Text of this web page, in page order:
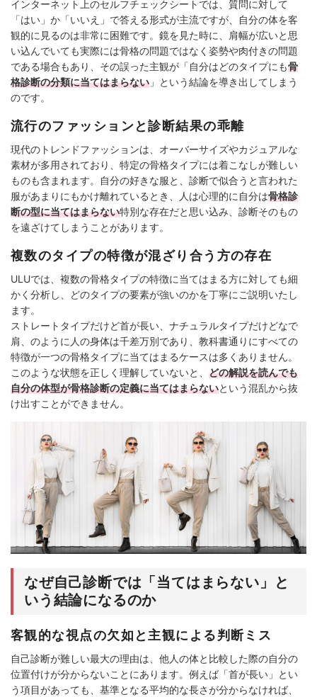
インターネット上のセルフチェックシートでは、質問に対して
「はい」か「いいえ」で答える形式が主流ですが、自分の体を客
観的に見るのは非常に困難です。鏡を見た時に、肩幅が広いと思
い込んでいても実際には骨格の問題ではなく姿勢や肉付きの問題
である場合もあり、その誤った主観が「自分はどのタイプにも骨
格診断の分類に当てはまらない 」という結論を導き出してしまう
のです。
流行のファッションと診断結果の乖離
現代のトレンドファッションは、オーバーサイズやカジュアルな
素材が多用されており、特定の骨格タイプには着こなしが難しい
ものも含まれます。自分の好きな服と、診断で似合うと言われた
服があまりにもかけ離れているとき、人は心理的に自分は骨格診
断の型に当てはまらない特別な存在だと思い込み、診断そのもの
を遠ざけてしまうことがあります。
複数のタイプの特徴が混ざり合う方の存在
ULUでは、複数の骨格タイプの特徴に当てはまる方に対しても細
かく分析し、どのタイプの要素が強いのかを丁寧にご説明いたし
ます。
ストレートタイプだけど首が長い、ナチュラルタイプだけどなで
肩、のように人の身体は千差万別であり、教科書通りにすべての
特徴が一つの骨格タイプに当てはまるケースは多くありません。
このような状態を正しく理解していないと、 どの解説を読んでも
自分の体型が骨格診断の定義に当てはまらないという混乱から抜
け出すことができません。
なぜ自己診断では「当てはまらない」と
いう結論になるのか
客観的な視点の欠如と主観による判断ミス
自己診断が難しい最大の理由は、他人の体と比較した際の自分の
位置付けが分からないことにあります。例えば「首が長い」とい
う項目があっても、基準となる平均的な長さが分からなければ、